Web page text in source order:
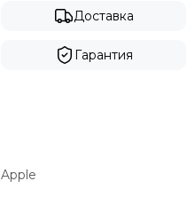
Доставка
Гарантия
Apple